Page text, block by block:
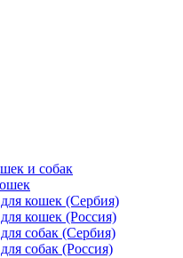
и собак
кошек (Сербия)
кошек (Россия)
собак (Сербия)
собак (Россия)